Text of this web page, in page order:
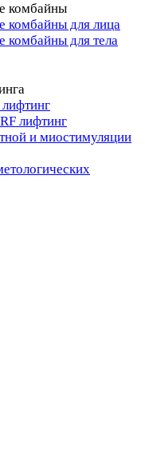
комбайны
комбайны для лица
комбайны для тела
лифтинг
и миостимуляции